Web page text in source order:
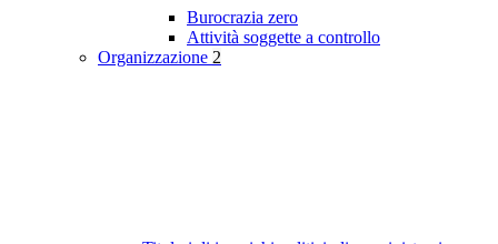
Burocrazia zero
Attività soggette a controllo
Organizzazione 2